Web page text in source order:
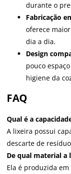
durante o
Fabricação
oferece
dia a dia.
Design
pouco
higiene da
FAQ
Qual é a
A lixeira possui
descarte de
De qual material a
Ela é produzida